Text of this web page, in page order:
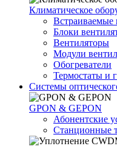
Климатичeское
Блоки
Вентиляторы
Модули
Обогреватели
Термостаты и
Системы
GPON & GEPON
Абонентские
Станционные